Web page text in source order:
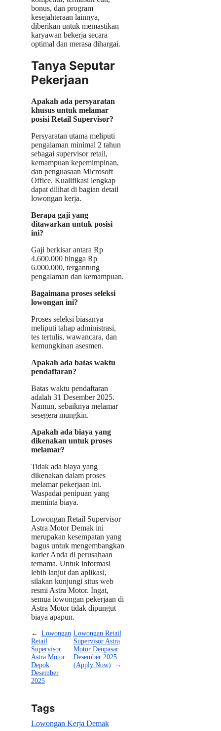
bonus, dan program
kesejahteraan lainnya,
diberikan untuk memastikan
karyawan bekerja secara
optimal dan merasa dihargai.
Tanya Seputar
Pekerjaan
Apakah ada persyaratan
khusus untuk melamar
posisi Retail Supervisor?
Persyaratan utama meliputi
pengalaman minimal 2 tahun
sebagai supervisor retail,
kemampuan kepemimpinan,
dan penguasaan Microsoft
Office. Kualifikasi lengkap
dapat dilihat di bagian detail
lowongan kerja.
Berapa gaji yang
ditawarkan untuk posisi
ini?
Gaji berkisar antara Rp
4.600.000 hingga Rp
6.000.000, tergantung
pengalaman dan kemampuan.
Bagaimana proses seleksi
lowongan ini?
Proses seleksi biasanya
meliputi tahap administrasi,
tes tertulis, wawancara, dan
kemungkinan asesmen.
Apakah ada batas waktu
pendaftaran?
Batas waktu pendaftaran
adalah 31 Desember 2025.
Namun, sebaiknya melamar
sesegera mungkin.
Apakah ada biaya yang
dikenakan untuk proses
melamar?
Tidak ada biaya yang
dikenakan dalam proses
melamar pekerjaan ini.
Waspadai penipuan yang
meminta biaya.
Lowongan Retail Supervisor
Astra Motor Demak ini
merupakan kesempatan yang
bagus untuk mengembangkan
karier Anda di perusahaan
ternama. Untuk informasi
lebih lanjut dan aplikasi,
silakan kunjungi situs web
resmi Astra Motor. Ingat,
semua lowongan pekerjaan di
Astra Motor tidak dipungut
biaya apapun.
← Lowongan
Retail
Supervisor
Astra Motor
Depok
Desember
2025
Lowongan Retail
Supervisor Astra
Motor Denpasar
Desember 2025
(Apply Now)
→
Tags
Lowongan Kerja Demak